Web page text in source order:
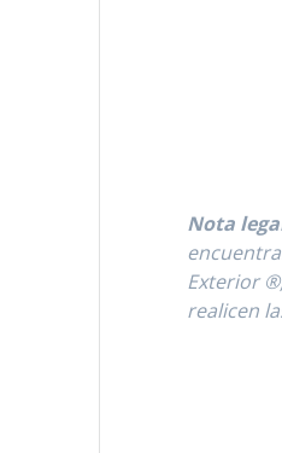
Nota
Exterior
realicen